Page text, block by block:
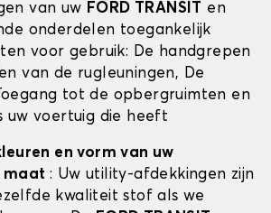
van uw FORD TRANSIT
en
onderdelen toegankelijk
voor gebruik: De handgrepen
van de rugleuningen, De
tot de opbergruimten en
uw voertuig die heeft
en vorm van uw
maat : Uw utility-afdekkingen zijn
kwaliteit stof als we